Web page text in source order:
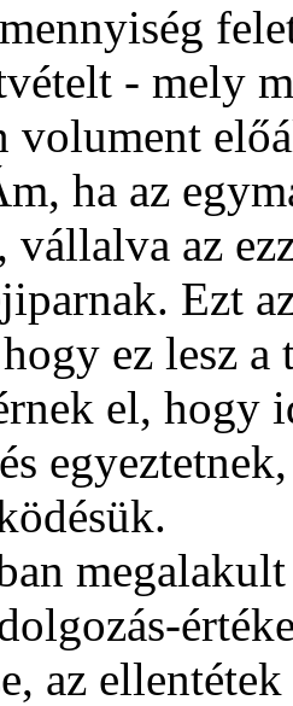
- mely
volument
ha az
vállalva az
Ezt
ez lesz a
el, hogy
az